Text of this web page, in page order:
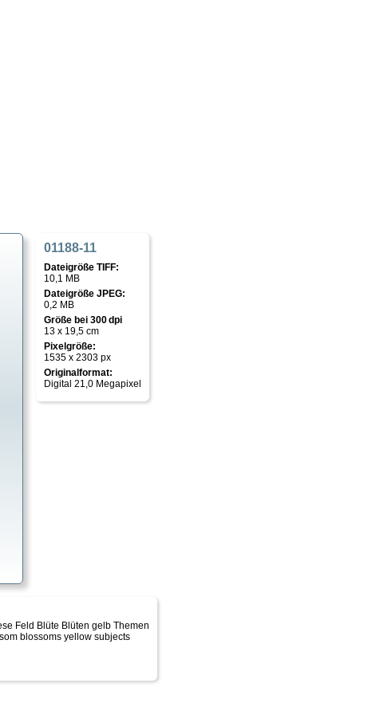
01188-11
Dateigröße TIFF:
10,1 MB
Dateigröße JPEG:
0,2 MB
Größe bei 300 dpi
13 x 19,5 cm
Pixelgröße:
1535 x 2303 px
Originalformat:
Digital 21,0 Megapixel
Feld Blüte Blüten gelb Themen
blossoms yellow subjects